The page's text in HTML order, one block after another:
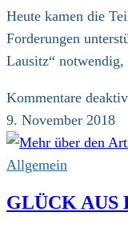
Heute kamen die
Forderungen
Lausitz“
Kommentare
9. November 2018
Allgemein
GLÜCK AUS